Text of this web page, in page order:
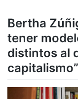
Bertha
tener
distintos al
capitalismo”